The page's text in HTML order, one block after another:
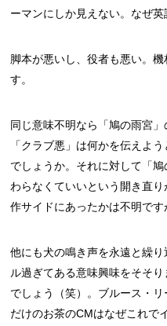
ーマンにしか見えない。なぜ英
脚本が悪いし、役者も悪い。
す。
同じ意味不明なら「鳩の雨宮
「クラブ悪」は何かを伝えよ
でしょうか。それに対して「
わらなくていいという開き直
作サイドにあったかは不明です
他にも犬の鳴き声を永遠と繰
ル過ぎてある意味興味をそそ
でしょう（笑）。ブルース・
だけのお茶のCMはなぜこれで